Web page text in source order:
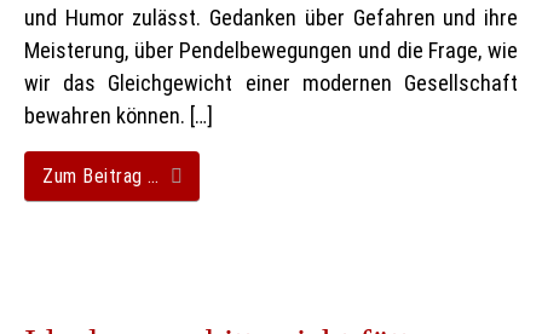
und Humor zulässt. Gedanken über Gefahren und ihre
Meisterung, über Pendelbewegungen und die Frage, wie
wir das Gleichgewicht einer modernen Gesellschaft
bewahren können. […]
Zum Beitrag …